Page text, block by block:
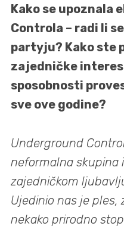
Kako se upoznala
Controla – radi li
partyju? Kako ste
zajedničke
sposobnosti
sve ove godine?
Underground
neformalna skupina
zajedničkom
Ujedinio nas je ples,
nekako prirodno